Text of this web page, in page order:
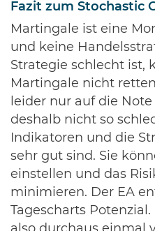
Fazit zum Stochastic
Martingale ist eine
und keine
Strategie schlecht ist,
Martingale nicht
leider nur auf die
deshalb nicht so
Indikatoren und die
sehr gut sind. Sie
einstellen und das
minimieren. Der EA
Tagescharts